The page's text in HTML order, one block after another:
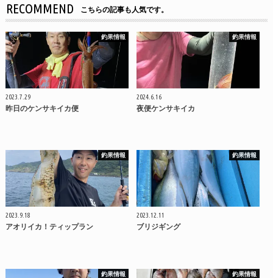
RECOMMEND こちらの記事も人気です。
釣果情報
2023.7.29
昨日のケンサキイカ便
釣果情報
2024.6.16
夜便ケンサキイカ
釣果情報
2023.9.18
アオリイカ！ティップラン
釣果情報
2023.12.11
ブリジギング
釣果情報 釣果情報